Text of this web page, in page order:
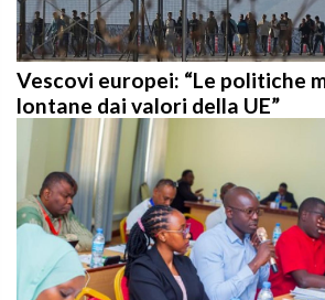
Vescovi europei: “Le politiche
lontane dai valori della UE”